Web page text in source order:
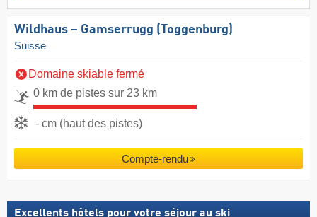
Wildhaus – Gamserrugg (Toggenburg)
Suisse
Domaine skiable fermé
0 km de pistes sur 23 km
- cm (haut des pistes)
Compte-rendu
Excellents hôtels pour votre séjour au ski